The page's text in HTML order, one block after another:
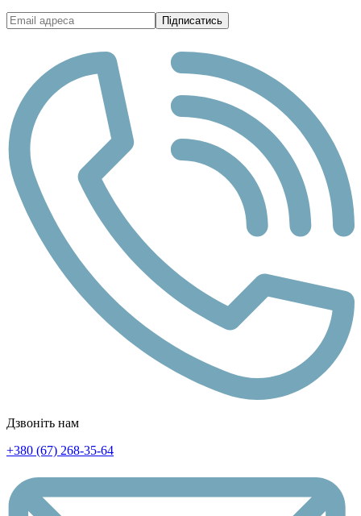
Підписатись
Дзвоніть нам
+380 (67) 268-35-64